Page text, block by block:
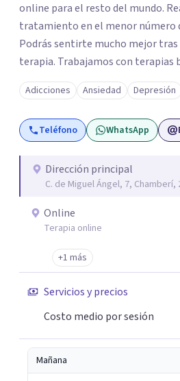
online para el resto del mundo. Realizamos tu
tratamiento en el menor número
Podrás sentirte mucho mejor tras
terapia. Trabajamos con terapias
terapia te resultará de utilidad y te
tus objetivos. Entre nuestras
terapia de pareja y sexual, así
problemas emocionales,
además con un servicio de
trabajo de "Terapia del Alma".
Adicciones Ansiedad Depresión
Teléfono WhatsApp
Dirección principal
C. de Miguel Ángel, 7, Chamberí,
Online
Terapia online
+1 más
Servicios y precios
Costo medio por sesión
Mañana